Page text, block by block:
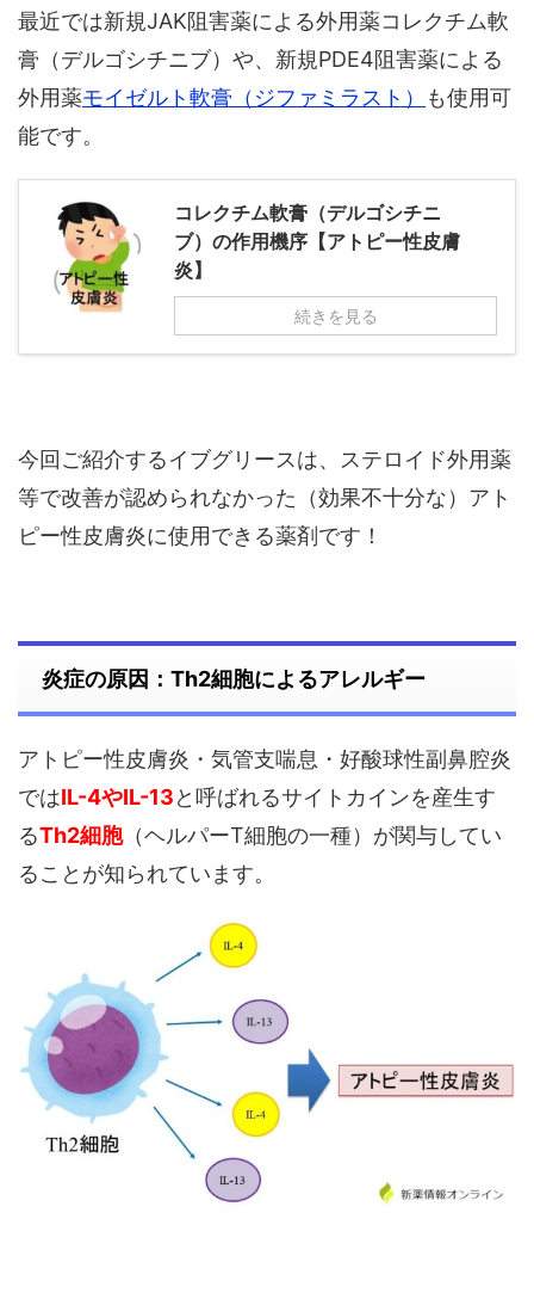
最近では新規JAK阻害薬による外用薬コレクチム軟
膏（デルゴシチニブ）や、新規PDE4阻害薬による
外用薬モイゼルト軟膏（ジファミラスト）
も使用可
能です。
コレクチム軟膏（デルゴシチニ
ブ）の作用機序【アトピー性皮膚
炎】
続きを見る
今回ご紹介するイブグリースは、ステロイド外用薬
等で改善が認められなかった（効果不十分な）アト
ピー性皮膚炎に使用できる薬剤です！
炎症の原因：Th2細胞によるアレルギー
アトピー性皮膚炎・気管支喘息・好酸球性副鼻腔炎
ではIL-4やIL-13と呼ばれるサイトカインを産生す
るTh2細胞（ヘルパーT細胞の一種）が関与してい
ることが知られています。